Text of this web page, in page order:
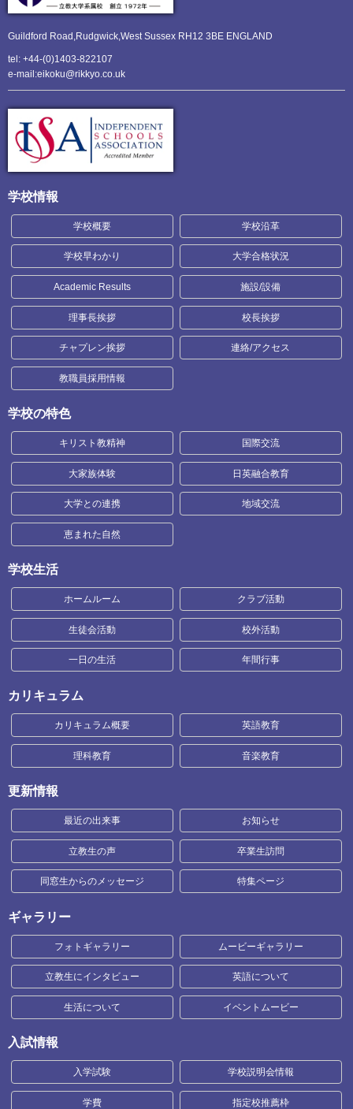
Guildford Road,Rudgwick,West Sussex RH12 3BE ENGLAND
tel: +44-(0)1403-822107
e-mail:eikoku@rikkyo.co.uk
学校情報
学校概要 学校沿革
学校早わかり 大学合格状況
Academic Results 施設/設備
理事長挨拶 校長挨拶
チャプレン挨拶 連絡/アクセス
教職員採用情報
学校の特色
キリスト教精神 国際交流
大家族体験 日英融合教育
大学との連携 地域交流
恵まれた自然
学校生活
ホームルーム クラブ活動
生徒会活動 校外活動
一日の生活 年間行事
カリキュラム
カリキュラム概要 英語教育
理科教育 音楽教育
更新情報
最近の出来事 お知らせ
立教生の声 卒業生訪問
同窓生からのメッセージ 特集ページ
ギャラリー
フォトギャラリー ムービーギャラリー
立教生にインタビュー 英語について
生活について イベントムービー
入試情報
入学試験 学校説明会情報
学費 指定校推薦枠